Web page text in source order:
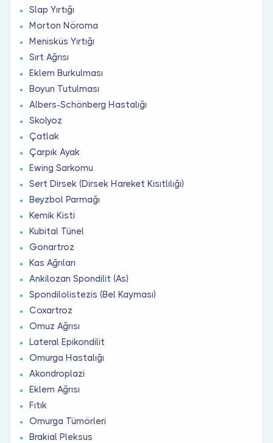
Slap Yırtığı
Morton Nöroma
Menisküs Yırtığı
Sırt Ağrısı
Eklem Burkulması
Boyun Tutulması
Albers-Schönberg Hastalığı
Skolyoz
Çatlak
Çarpık Ayak
Ewing Sarkomu
Sert Dirsek (Dirsek Hareket Kısıtlılığı)
Beyzbol Parmağı
Kemik Kisti
Kubital Tünel
Gonartroz
Kas Ağrıları
Ankilozan Spondilit (As)
Spondilolistezis (Bel Kayması)
Coxartroz
Omuz Ağrısı
Lateral Epikondilit
Omurga Hastalığı
Akondroplazi
Eklem Ağrısı
Fıtık
Omurga Tümörleri
Brakial Pleksus